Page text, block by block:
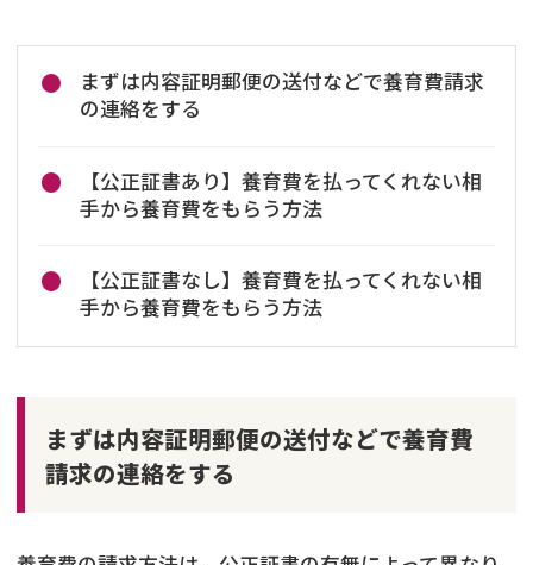
まずは内容証明郵便の送付などで養育費請求
の連絡をする
【公正証書あり】養育費を払ってくれない相
手から養育費をもらう方法
【公正証書なし】養育費を払ってくれない相
手から養育費をもらう方法
まずは内容証明郵便の送付などで養育費
請求の連絡をする